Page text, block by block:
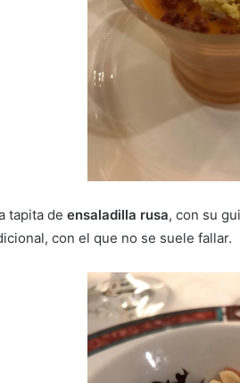
tapita de ensaladilla rusa, con su
con el que no se suele fallar.